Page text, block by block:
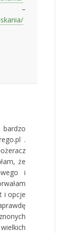
–
.
że
i
i opcje